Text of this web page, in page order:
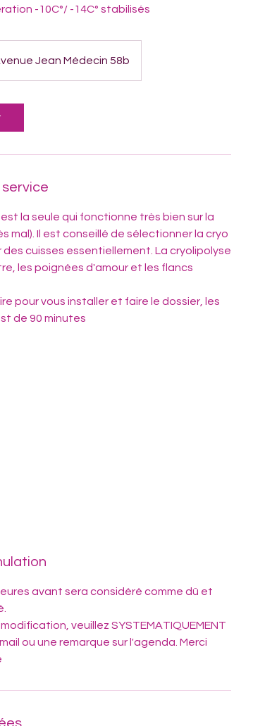
-10C°/ -14C° stabilisés
Jean Médecin 58b
la seule qui fonctionne très bien sur la
mal). Il est conseillé de sélectionner la cryo
cuisses essentiellement. La cryolipolyse
les poignées d'amour et les flancs
pour vous installer et faire le dossier, les
de 90 minutes
avant sera considéré comme dû et
veuillez SYSTEMATIQUEMENT
ou une remarque sur l'agenda. Merci